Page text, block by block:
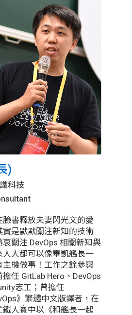
)
科技
臉書釋放夫妻閃光文的愛
實是默默關注新知的技術
關注 DevOps 相關新知與
人人都可以像畢凱艦長一
主機做事！工作之餘參與
任 GitLab Hero、DevOps
志工；曾擔任
》繁體中文版譯者，在
人賽中以《和艦長一起